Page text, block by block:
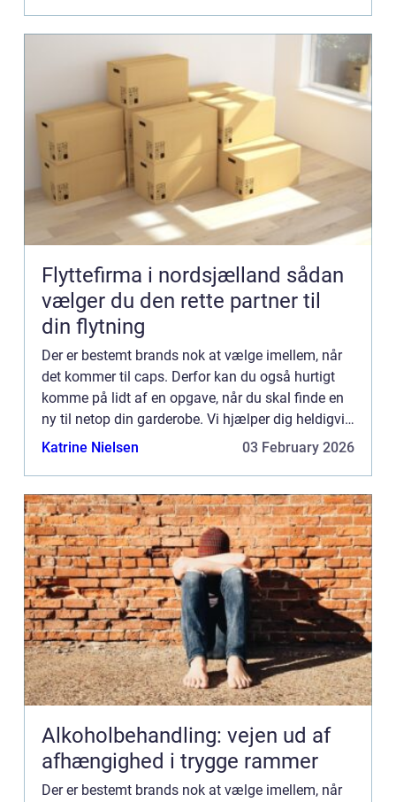
Flyttefirma i nordsjælland sådan
vælger du den rette partner til
din flytning
Der er bestemt brands nok at vælge imellem, når
det kommer til caps. Derfor kan du også hurtigt
komme på lidt af en opgave, når du skal finde en
ny til netop din garderobe. Vi hjælper dig heldigvis
også p&ari...
Katrine Nielsen 03 February 2026
Alkoholbehandling: vejen ud af
afhængighed i trygge rammer
Der er bestemt brands nok at vælge imellem, når